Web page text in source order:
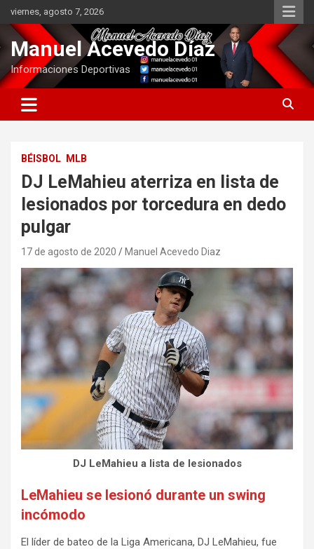
Saltar
contenido
viernes, agosto 7, 2026
Manuel Acevedo Díaz
Informaciones Deportivas
BÉISBOL MLB
DJ LeMahieu aterriza en lista de
lesionados por torcedura en dedo
pulgar
17 de agosto de 2020 Manuel Acevedo Diaz
DJ LeMahieu a lista de lesionados
LeMahieu se lesionó durante un swing
incómodo
El líder de bateo de la Liga Americana, DJ LeMahieu, fue